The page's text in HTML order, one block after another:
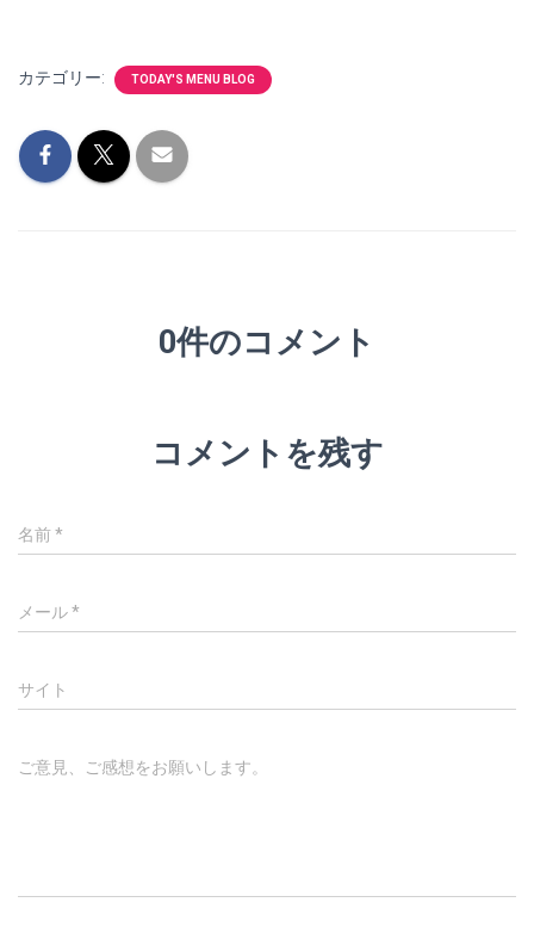
カテゴリー: TODAY'S MENU BLOG
0件のコメント
コメントを残す
名前*
メール*
サイト
ご意見、ご感想をお願いします。